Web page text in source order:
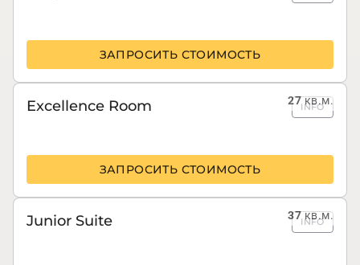
ЗАПРОСИТЬ СТОИМОСТЬ
27кв.м.
Excellence Room INFO
ЗАПРОСИТЬ СТОИМОСТЬ
37кв.м.
Junior Suite INFO